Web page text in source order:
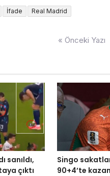
İfade Real Madrid
« Önceki Yazı
sanıldı,
çıktı
Singo
90+4’te